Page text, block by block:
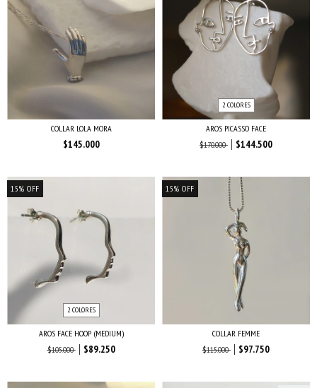
COLLAR LOLA MORA
$145.000
2 COLORES
AROS PICASSO FACE
$170.000
$144.500
15% OFF
2 COLORES
AROS FACE HOOP (MEDIUM)
$105.000
$89.250
15% OFF
COLLAR FEMME
$115.000
$97.750